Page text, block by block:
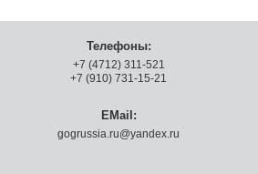
Телефоны:
+7 (4712) 311-521
+7 (910) 731-15-21
EMail:
gogrussia.ru@yandex.ru